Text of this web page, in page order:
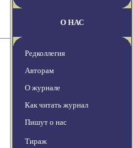
О НАС
Редколлегия
Авторам
О журнале
Как читать журнал
Пишут о нас
Тираж